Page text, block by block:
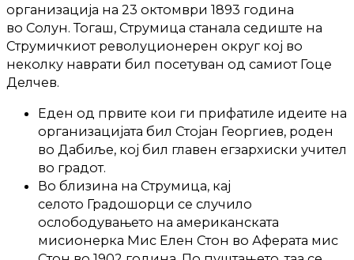
организација на 23 октомври 1893 година
во Солун. Тогаш, Струмица станала седиште на
Струмичкиот револуционерен округ кој во
неколку наврати бил посетуван од самиот Гоце
Делчев.
Еден од првите кои ги прифатиле идеите на
организацијата бил Стојан Георгиев, роден
во Дабиље, кој бил главен егзархиски учител
во градот.
Во близина на Струмица, кај
селото Градошорци се случило
ослободувањето на американската
мисионерка Мис Елен Стон во Аферата мис